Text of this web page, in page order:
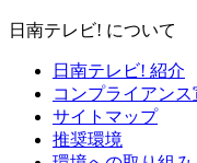
日南テレビ! について
日南テレビ! 紹介
コンプライアンス
サイトマップ
推奨環境